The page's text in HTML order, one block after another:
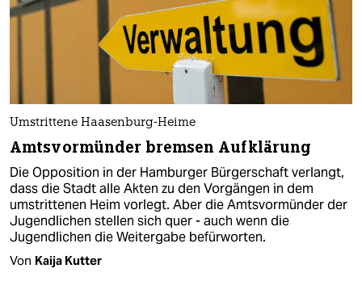
Umstrittene Haasenburg-Heime
Amtsvormünder bremsen Aufklärung
Die Opposition in der Hamburger Bürgerschaft verlangt,
dass die Stadt alle Akten zu den Vorgängen in dem
umstrittenen Heim vorlegt. Aber die Amtsvormünder der
Jugendlichen stellen sich quer - auch wenn die
Jugendlichen die Weitergabe befürworten.
Von Kaija Kutter